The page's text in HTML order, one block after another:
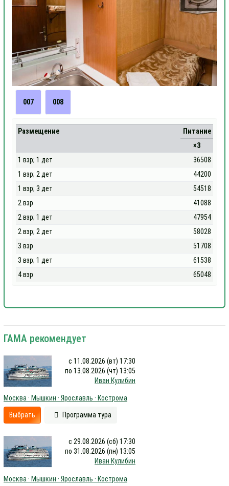
007 008
Размещение
Питание
×3
1 взр; 1 дет
36508
1 взр; 2 дет
44200
1 взр; 3 дет
54518
2 взр
41088
2 взр; 1 дет
47954
2 взр; 2 дет
58028
3 взр
51708
3 взр; 1 дет
61538
4 взр
65048
ГАМА рекомендует
с 11.08.2026 (вт) 17:30
по 13.08.2026 (чт) 13:05
Иван Кулибин
Москва · Мышкин · Ярославль · Кострома
Выбрать Программа тура
с 29.08.2026 (сб) 17:30
по 31.08.2026 (пн) 13:05
Иван Кулибин
Москва · Мышкин · Ярославль · Кострома